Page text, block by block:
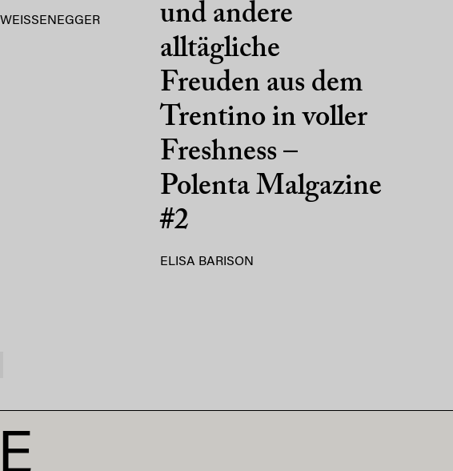
und andere
alltägliche
Freuden aus dem
Trentino in voller
Freshness –
Polenta Malgazine
#2
ELISA BARISON